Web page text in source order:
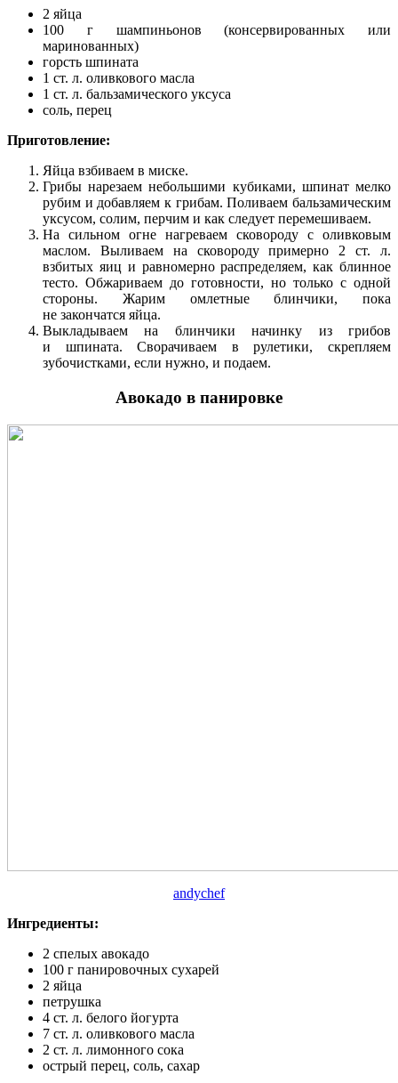
2 яйца
100 г шампиньонов (консервированных или
маринованных)
горсть шпината
1 ст. л. оливкового масла
1 ст. л. бальзамического уксуса
соль, перец
Приготовление:
Яйца взбиваем в миске.
Грибы нарезаем небольшими кубиками, шпинат мелко
рубим и добавляем к грибам. Поливаем бальзамическим
уксусом, солим, перчим и как следует перемешиваем.
На сильном огне нагреваем сковороду с оливковым
маслом. Выливаем на сковороду примерно 2 ст. л.
взбитых яиц и равномерно распределяем, как блинное
тесто. Обжариваем до готовности, но только с одной
стороны. Жарим омлетные блинчики, пока
не закончатся яйца.
Выкладываем на блинчики начинку из грибов
и шпината. Сворачиваем в рулетики, скрепляем
зубочистками, если нужно, и подаем.
Авокадо в панировке
andychef
Ингредиенты:
2 спелых авокадо
100 г панировочных сухарей
2 яйца
петрушка
4 ст. л. белого йогурта
7 ст. л. оливкового масла
2 ст. л. лимонного сока
острый перец, соль, сахар